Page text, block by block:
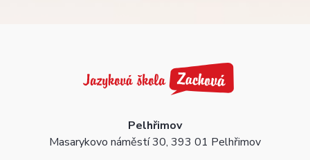
Pelhřimov
Masarykovo náměstí 30, 393 01 Pelhřimov